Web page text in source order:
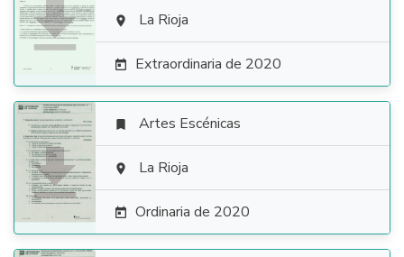
  La Rioja
 Extraordinaria de 2020

 Artes Escénicas
 La Rioja
 Ordinaria de 2020